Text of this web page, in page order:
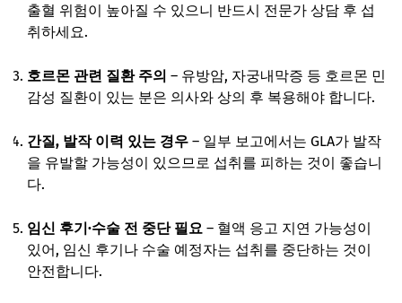
출혈 위험이 높아질 수 있으니 반드시 전문가 상담 후 섭
취하세요.
호르몬 관련 질환 주의 – 유방암, 자궁내막증 등 호르몬 민
감성 질환이 있는 분은 의사와 상의 후 복용해야 합니다.
간질, 발작 이력 있는 경우 – 일부 보고에서는 GLA가 발작
을 유발할 가능성이 있으므로 섭취를 피하는 것이 좋습니
다.
임신 후기·수술 전 중단 필요 – 혈액 응고 지연 가능성이
있어, 임신 후기나 수술 예정자는 섭취를 중단하는 것이
안전합니다.